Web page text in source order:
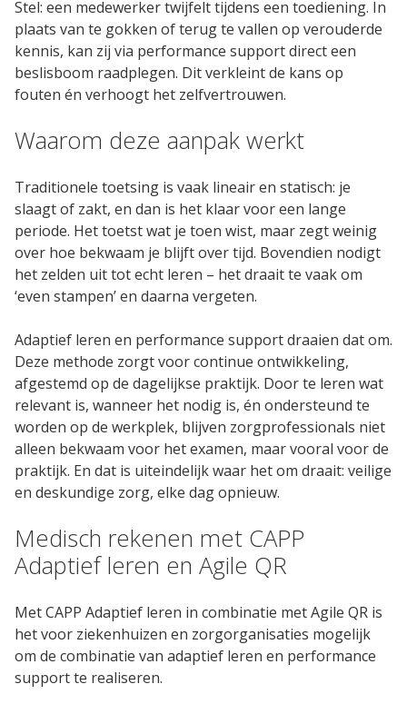
Stel: een medewerker twijfelt tijdens een toediening. In
plaats van te gokken of terug te vallen op verouderde
kennis, kan zij via performance support direct een
beslisboom raadplegen. Dit verkleint de kans op
fouten én verhoogt het zelfvertrouwen.
Waarom deze aanpak werkt
Traditionele toetsing is vaak lineair en statisch: je
slaagt of zakt, en dan is het klaar voor een lange
periode. Het toetst wat je toen wist, maar zegt weinig
over hoe bekwaam je blijft over tijd. Bovendien nodigt
het zelden uit tot echt leren – het draait te vaak om
‘even stampen’ en daarna vergeten.
Adaptief leren en performance support draaien dat om.
Deze methode zorgt voor continue ontwikkeling,
afgestemd op de dagelijkse praktijk. Door te leren wat
relevant is, wanneer het nodig is, én ondersteund te
worden op de werkplek, blijven zorgprofessionals niet
alleen bekwaam voor het examen, maar vooral voor de
praktijk. En dat is uiteindelijk waar het om draait: veilige
en deskundige zorg, elke dag opnieuw.
Medisch rekenen met CAPP
Adaptief leren en Agile QR
Met CAPP Adaptief leren in combinatie met Agile QR is
het voor ziekenhuizen en zorgorganisaties mogelijk
om de combinatie van adaptief leren en performance
support te realiseren.